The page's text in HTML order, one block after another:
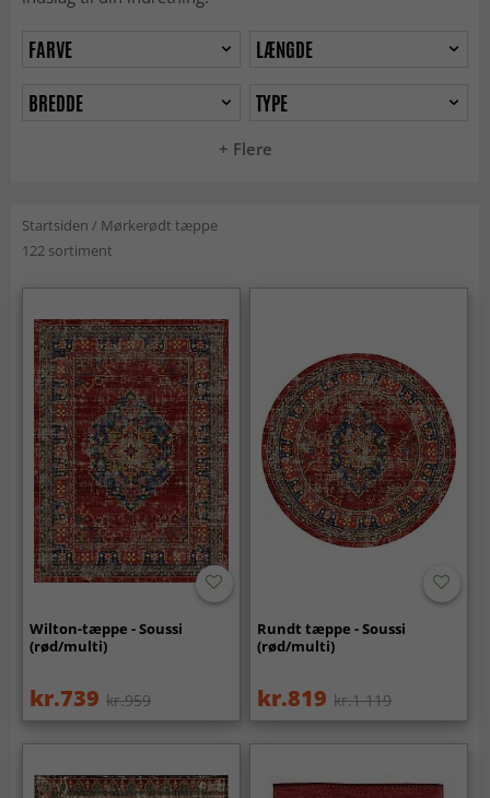
+ Flere
FARVE
LÆNGDE
BREDDE
TYPE
Startsiden / Mørkerødt tæppe
122 sortiment
Wilton-tæppe - Soussi
(rød/multi)
kr.739 kr.959
Rundt tæppe - Soussi
(rød/multi)
kr.819 kr.1 119